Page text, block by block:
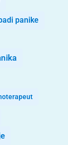
panike